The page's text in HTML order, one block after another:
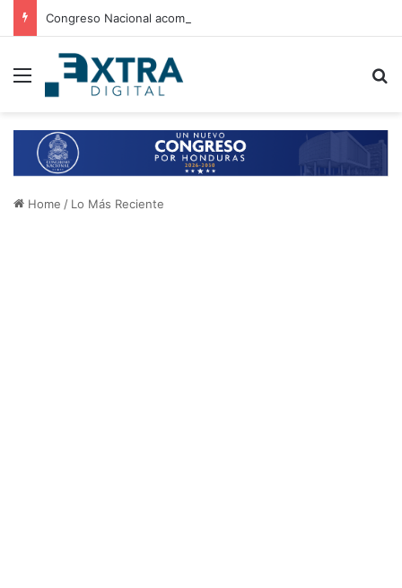
Menu
Home / Lo Más Reciente